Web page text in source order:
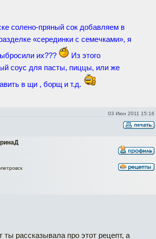
солено-пряный сок добавляем в
«серединки с семечками», я
их???
Из этого
соус для пасты, пиццы, или же
в щи , борщ и т.д.
03 Июн 2011 15:16
ты рассказывала про этот рецепт, а